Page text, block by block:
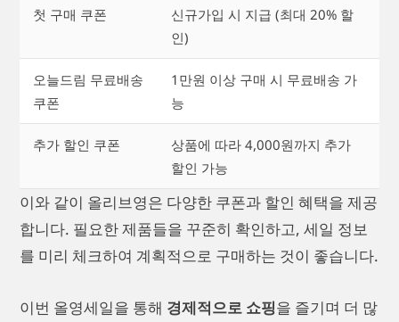
첫 구매 쿠폰
신규가입 시 지급 (최대 20% 할
인)
오늘드림 무료배송
쿠폰
1만원 이상 구매 시 무료배송 가
능
추가 할인 쿠폰
상품에 따라 4,000원까지 추가
할인 가능
이와 같이 올리브영은 다양한 쿠폰과 할인 혜택을 제공
합니다. 필요한 제품들을 꾸준히 확인하고, 세일 정보
를 미리 체크하여 계획적으로 구매하는 것이 좋습니다.
이번 올영세일을 통해 경제적으로 쇼핑을 즐기며 더 많